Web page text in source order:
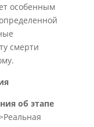
особенным
смерти
об этапе